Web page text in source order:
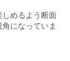
めるよう断面
になっていま